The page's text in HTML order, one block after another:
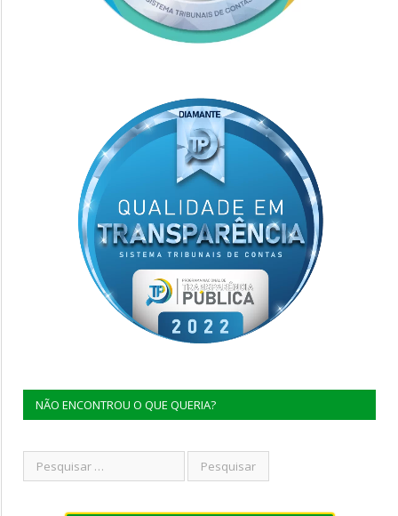
NÃO ENCONTROU O QUE QUERIA?